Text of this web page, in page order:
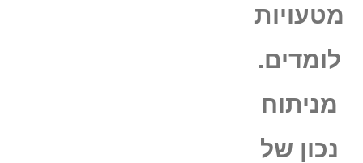
מטעויות
לומדים.
מניתוח
נכון של